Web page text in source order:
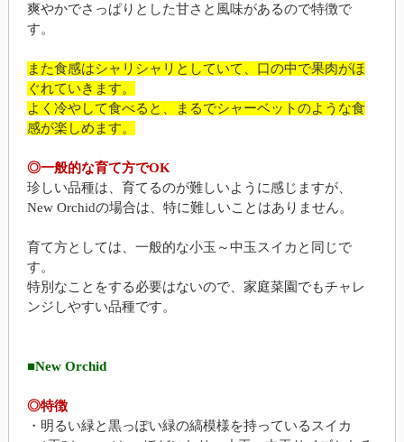
爽やかでさっぱりとした甘さと風味があるので特徴で
す。
また食感はシャリシャリとしていて、口の中で果肉がほ
ぐれていきます。
よく冷やして食べると、まるでシャーベットのような食
感が楽しめます。
◎一般的な育て方でOK
珍しい品種は、育てるのが難しいように感じますが、
New Orchidの場合は、特に難しいことはありません。
育て方としては、一般的な小玉～中玉スイカと同じで
す。
特別なことをする必要はないので、家庭菜園でもチャレ
ンジしやすい品種です。
■New Orchid
◎特徴
・明るい緑と黒っぽい緑の縞模様を持っているスイカ